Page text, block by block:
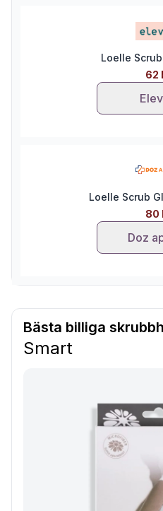
Loelle
62
Loelle Scrub
80
Doz
Bästa billiga
Smart